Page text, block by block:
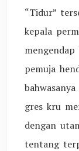
“Tidur”
kepala
pemuja
gres kru
dengan
tentang